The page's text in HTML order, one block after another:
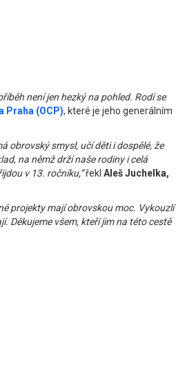
není jen hezký na pohled. Rodí se
Praha (OCP), které je jeho generálním
obrovský smysl, učí děti i dospělé, že
na němž drží naše rodiny i celá
v 13. ročníku,“řekl Aleš Juchelka,
projekty mají obrovskou moc. Vykouzlí
Děkujeme všem, kteří jim na této cestě